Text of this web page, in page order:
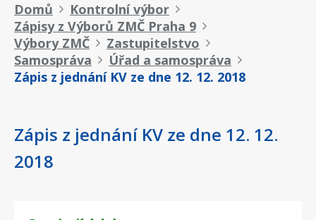
Drobečková
navigace
Domů
Kontrolní výbor
Zápisy z Výborů ZMČ Praha 9
Výbory ZMČ
Zastupitelstvo
Samospráva
Úřad a samospráva
Zápis z jednání KV ze dne 12. 12. 2018
Zápis z jednání KV ze dne 12. 12.
2018